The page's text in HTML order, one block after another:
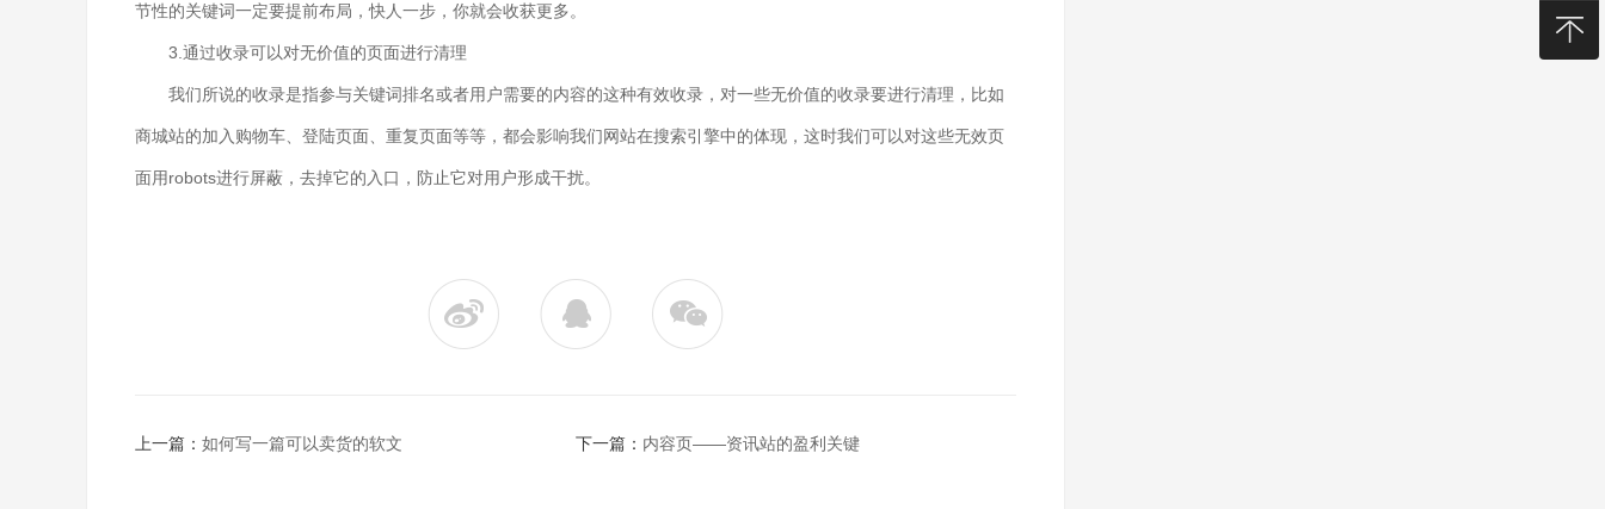
节性的关键词一定要提前布局，快人一步，你就会收获更多。
3.通过收录可以对无价值的页面进行清理
我们所说的收录是指参与关键词排名或者用户需要的内容的这种有效收录，对一些无价值的收录要进行清理，比如
商城站的加入购物车、登陆页面、重复页面等等，都会影响我们网站在搜索引擎中的体现，这时我们可以对这些无效页
面用robots进行屏蔽，去掉它的入口，防止它对用户形成干扰。
上一篇： 如何写一篇可以卖货的软文 下一篇： 内容页——资讯站的盈利关键